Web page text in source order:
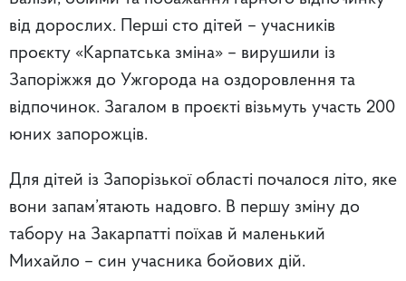
від дорослих. Перші сто дітей – учасників
проєкту «Карпатська зміна» – вирушили із
Запоріжжя до Ужгорода на оздоровлення та
відпочинок. Загалом в проєкті візьмуть участь 200
юних запорожців.
Для дітей із Запорізької області почалося літо, яке
вони запам’ятають надовго. В першу зміну до
табору на Закарпатті поїхав й маленький
Михайло – син учасника бойових дій.